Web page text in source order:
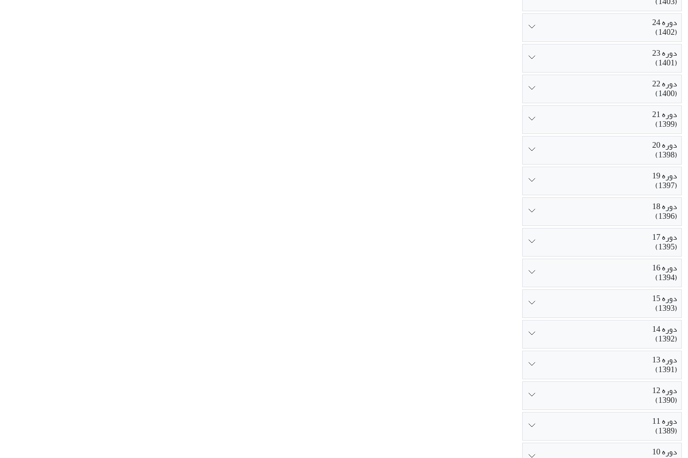
دوره 24
(1402)
دوره 23
(1401)
دوره 22
(1400)
دوره 21
(1399)
دوره 20
(1398)
دوره 19
(1397)
دوره 18
(1396)
دوره 17
(1395)
دوره 16
(1394)
دوره 15
(1393)
دوره 14
(1392)
دوره 13
(1391)
دوره 12
(1390)
دوره 11
(1389)
دوره 10